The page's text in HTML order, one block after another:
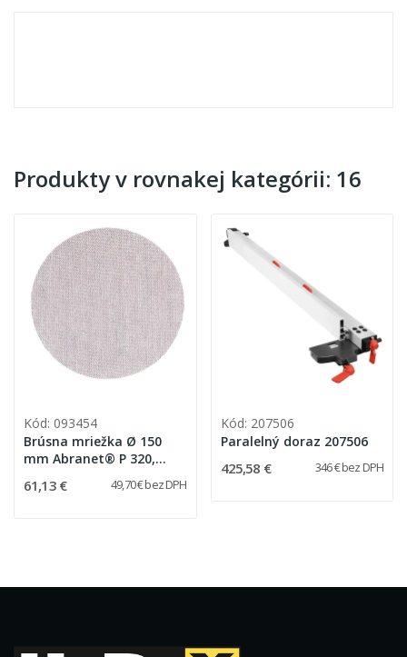
Produkty v rovnakej kategórii: 16
Kód: 093454
Brúsna mriežka Ø 150
mm Abranet® P 320,
61,13 € 49,70 € bez DPH
Kód: 207506
Paralelný doraz 207506
425,58 € 346 € bez DPH